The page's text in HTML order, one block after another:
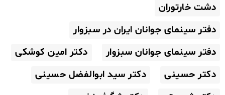
دشت خارتوران
دفتر سینمای جوانان ایران در سبزوار
دفتر سینمای جوانان سبزوار
دکتر امین کوشکی
دکتر حسینی
دکتر سید ابوالفضل حسینی